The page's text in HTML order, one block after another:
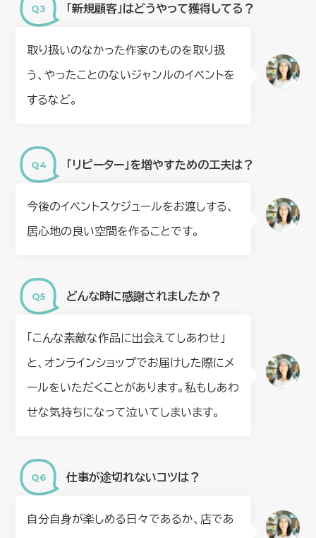
「新規顧客」はどうやって獲得してる？
取り扱いのなかった作家のものを取り扱
う、やったことのないジャンルのイベントを
するなど。
「リピーター」を増やすための工夫は？
今後のイベントスケジュールをお渡しする、
居心地の良い空間を作ることです。
どんな時に感謝されましたか？
「こんな素敵な作品に出会えてしあわせ」
と、オンラインショップでお届けした際にメ
ールをいただくことがあります。私もしあわ
せな気持ちになって泣いてしまいます。
仕事が途切れないコツは？
自分自身が楽しめる日々であるか、店であ